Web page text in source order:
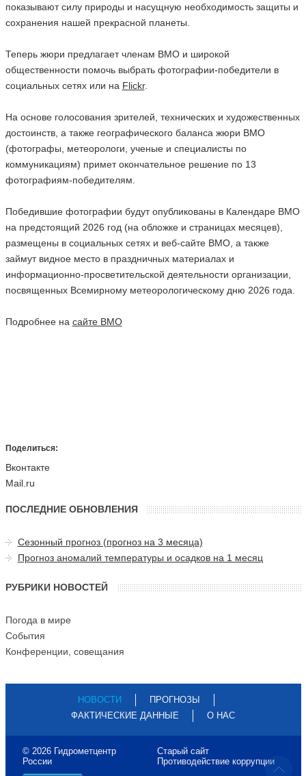
показывают силу природы и насущную необходимость защиты и
сохранения нашей прекрасной планеты.
Теперь жюри предлагает членам ВМО и широкой
общественности помочь выбрать фотографии-победители в
социальных сетях или на Flickr.
На основе голосования зрителей, технических и художественных
достоинств, а также географического баланса жюри ВМО
(фотографы, метеорологи, ученые и специалисты по
коммуникациям) примет окончательное решение по 13
фотографиям-победителям.
Победившие фотографии будут опубликованы в Календаре ВМО
на предстоящий 2026 год (на обложке и страницах месяцев),
размещены в социальных сетях и веб-сайте ВМО, а также
займут видное место в праздничных материалах и
информационно-просветительской деятельности организации,
посвященных Всемирному метеорологическому дню 2026 года.
Подробнее на сайте ВМО
Поделиться:
Вконтакте
Mail.ru
ПОСЛЕДНИЕ ОБНОВЛЕНИЯ
Сезонный прогноз (прогноз на 3 месяца)
Прогноз аномалий температуры и осадков на 1 месяц
РУБРИКИ НОВОСТЕЙ
Погода в мире
События
Конференции, совещания
НОВОСТИ
ПРОГНОЗЫ
ФАКТИЧЕСКИЕ ДАННЫЕ
О НАС
© 2026 Гидрометцентр
России
Старый сайт
Противодействие коррупции